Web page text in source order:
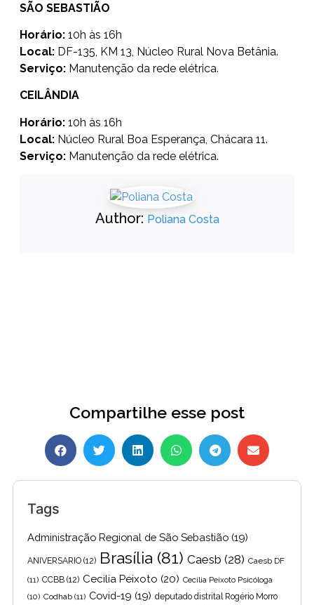
SÃO SEBASTIÃO
Horário: 10h às 16h
Local: DF-135, KM 13, Núcleo Rural Nova Betânia.
Serviço: Manutenção da rede elétrica.
CEILÂNDIA
Horário: 10h às 16h
Local: Núcleo Rural Boa Esperança, Chácara 11.
Serviço: Manutenção da rede elétrica.
Author: Poliana Costa
Compartilhe esse post
Tags
Administração Regional de São Sebastião (19)
ANIVERSARIO (12) Brasília (81) Caesb (28) Caesb DF
(11) CCBB (12) Cecilia Peixoto (20) Cecília Peixoto Psicóloga
(10) Codhab (11) Covid-19 (19) deputado distrital Rogério Morro